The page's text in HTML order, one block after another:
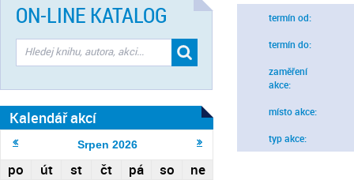
termín od:
termín do:
zaměření
akce:
místo akce:
typ akce:
ON-LINE KATALOG
Kalendář akcí
Srpen 2026
po út st čt pá so ne